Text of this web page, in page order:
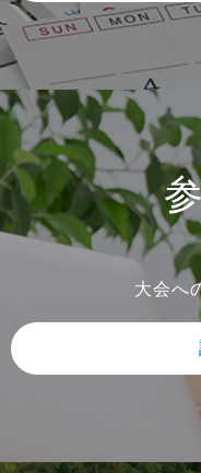
チーム、個人は
ださい。1
ントリー締切は5
2026/3/9 2026
スタートリスト
ました。間違い
日までに問い合
さい。またタイ
役員編成、開門
計画フォームに
2026/2/25 2026
大会へ